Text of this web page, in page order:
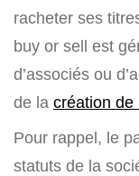
racheter ses
buy or sell est
d’associés ou
de la création de
Pour rappel, le
statuts de la